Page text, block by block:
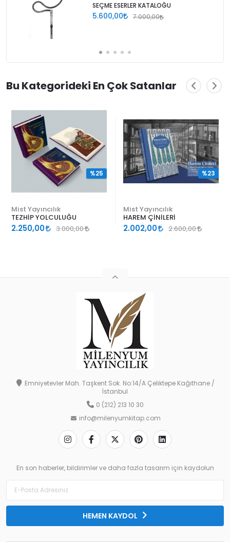
SEÇME ESERLER KATALOĞU
5.600,00 7.000,00
Bu Kategorideki En Çok Satanlar
Mist Yayıncılık
TEZHİP YOLCULUĞU
2.250,00 3.000,00
%25
Mist Yayıncılık
HAREM ÇİNİLERİ
2.002,00 2.600,00
%23
Emniyetevler Mah. Taşkent Sok. No:14/A Çeliktepe Kağıthane /
İstanbul
0 (212) 213 10 30
info@milenyumkitap.com
En son haberler, bildirimler ve daha fazla tasarım için kaydolun
HEMEN KAYDOL